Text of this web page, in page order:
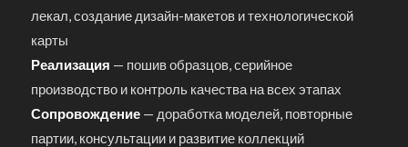
лекал, создание дизайн-макетов и технологической
карты
Реализация — пошив образцов, серийное
производство и контроль качества на всех этапах
Сопровождение— доработка моделей, повторные
партии, консультации и развитие коллекций